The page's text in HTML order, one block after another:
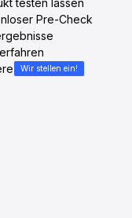
Pre-Check
Wir stellen ein!